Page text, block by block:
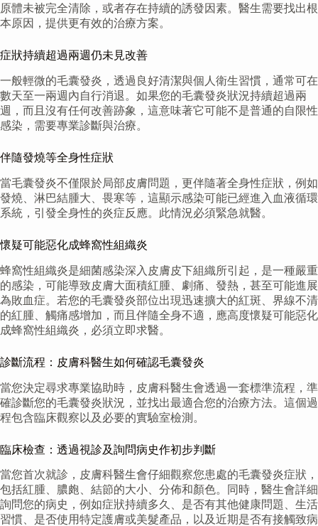
原體未被完全清除，或者存在持續的誘發因素。醫生需要找出根
本原因，提供更有效的治療方案。
症狀持續超過兩週仍未見改善
一般輕微的毛囊發炎，透過良好清潔與個人衛生習慣，通常可在
數天至一兩週內自行消退。如果您的毛囊發炎狀況持續超過兩
週，而且沒有任何改善跡象，這意味著它可能不是普通的自限性
感染，需要專業診斷與治療。
伴隨發燒等全身性症狀
當毛囊發炎不僅限於局部皮膚問題，更伴隨著全身性症狀，例如
發燒、淋巴結腫大、畏寒等，這顯示感染可能已經進入血液循環
系統，引發全身性的炎症反應。此情況必須緊急就醫。
懷疑可能惡化成蜂窩性組織炎
蜂窩性組織炎是細菌感染深入皮膚皮下組織所引起，是一種嚴重
的感染，可能導致皮膚大面積紅腫、劇痛、發熱，甚至可能進展
為敗血症。若您的毛囊發炎部位出現迅速擴大的紅斑、界線不清
的紅腫、觸痛感增加，而且伴隨全身不適，應高度懷疑可能惡化
成蜂窩性組織炎，必須立即求醫。
診斷流程：皮膚科醫生如何確認毛囊發炎
當您決定尋求專業協助時，皮膚科醫生會透過一套標準流程，準
確診斷您的毛囊發炎狀況，並找出最適合您的治療方法。這個過
程包含臨床觀察以及必要的實驗室檢測。
臨床檢查：透過視診及詢問病史作初步判斷
當您首次就診，皮膚科醫生會仔細觀察您患處的毛囊發炎症狀，
包括紅腫、膿皰、結節的大小、分佈和顏色。同時，醫生會詳細
詢問您的病史，例如症狀持續多久、是否有其他健康問題、生活
習慣、是否使用特定護膚或美髮產品，以及近期是否有接觸致病